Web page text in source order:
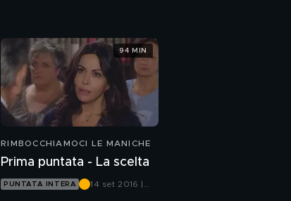
RIMBOCCHIAMOCI LE MANICHE
Prima puntata - La scelta
PUNTATA INTERA
14 set 2016 |
94 MIN